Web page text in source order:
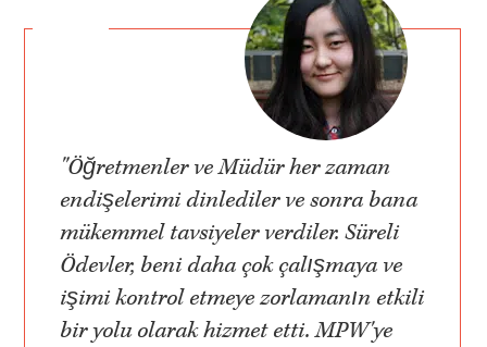
"Öğretmenler ve Müdür her zaman
endişelerimi dinlediler ve sonra bana
mükemmel tavsiyeler verdiler. Süreli
Ödevler, beni daha çok çalışmaya ve
işimi kontrol etmeye zorlamanın etkili
bir yolu olarak hizmet etti. MPW'ye